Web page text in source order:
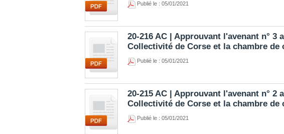
Publié le : 05/01/2021
20-216 AC | Approuvant l'avenant n°
Collectivité de Corse et la chambre
Publié le : 05/01/2021
20-215 AC | Approuvant l'avenant n°
Collectivité de Corse et la chambre
Publié le : 05/01/2021